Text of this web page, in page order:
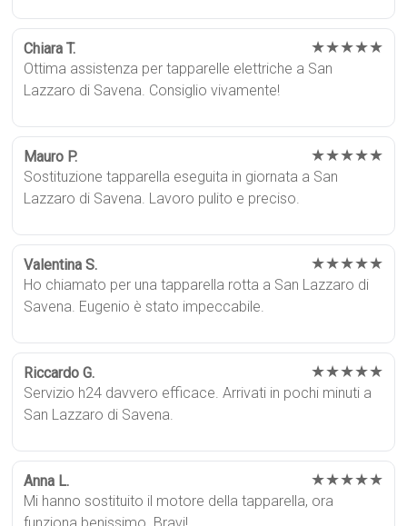
Chiara T. ★★★★★
Ottima assistenza per tapparelle elettriche a San
Lazzaro di Savena. Consiglio vivamente!
Mauro P. ★★★★★
Sostituzione tapparella eseguita in giornata a San
Lazzaro di Savena. Lavoro pulito e preciso.
Valentina S. ★★★★★
Ho chiamato per una tapparella rotta a San Lazzaro di
Savena. Eugenio è stato impeccabile.
Riccardo G. ★★★★★
Servizio h24 davvero efficace. Arrivati in pochi minuti a
San Lazzaro di Savena.
Anna L. ★★★★★
Mi hanno sostituito il motore della tapparella, ora
funziona benissimo. Bravi!